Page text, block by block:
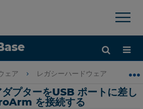
×
展開/折りたたむ
ェア レガシーハードウェア
プターをUSB ポートに差し
を接続する